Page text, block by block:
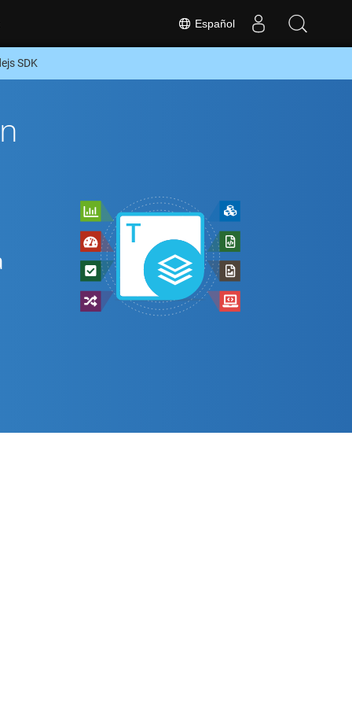
Español
SDK